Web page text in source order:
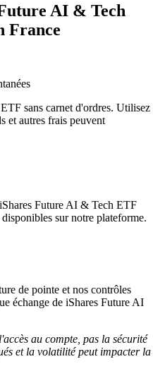
AI & Tech
France
sans carnet d'ordres. Utilisez
et autres frais peuvent
Future AI & Tech ETF
sur notre plateforme.
de pointe et nos contrôles
échange de iShares Future AI
au compte, pas la sécurité
et la volatilité peut impacter la